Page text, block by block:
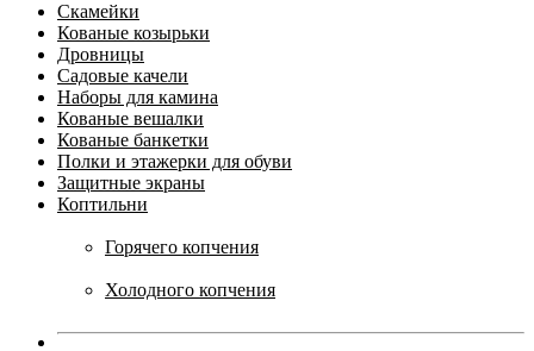
Скамейки
Кованые козырьки
Дровницы
Садовые качели
Наборы для камина
Кованые вешалки
Кованые банкетки
Полки и этажерки для обуви
Защитные экраны
Коптильни
Горячего копчения
Холодного копчения